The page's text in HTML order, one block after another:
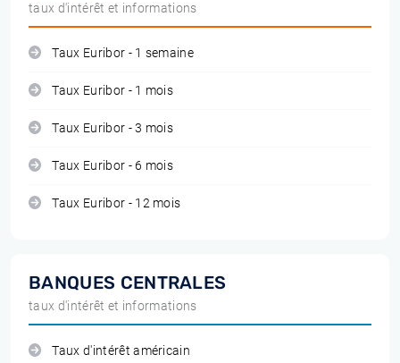
taux d'intérêt et informations
Taux Euribor - 1 semaine
Taux Euribor - 1 mois
Taux Euribor - 3 mois
Taux Euribor - 6 mois
Taux Euribor - 12 mois
BANQUES CENTRALES
taux d'intérêt et informations
Taux d'intérêt américain